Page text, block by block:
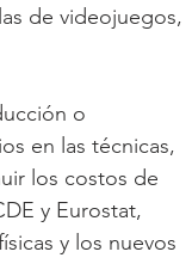
de videojuegos,
o
en las técnicas,
los costos de
y Eurostat,
y los nuevos